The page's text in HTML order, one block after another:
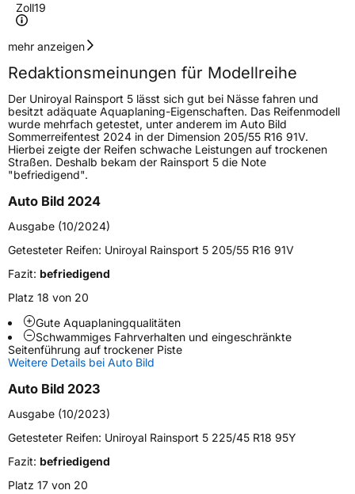
Zoll19
Geschwindigkeitsindex
Höchstgeschwindigkeit
300 km/h
Lastindex88
Höchstlast560 kg
Gewicht (in kg)8,26 kg
Generelle Merkmale
FahrzeugtypPKW
VerwendungSommerreifen
ModellnameRainsport 5
FahrzeugartPKW & SUV
Weitere Eigenschaften
SchlauchtypTL
Zustand Neureifen
VerstärktXL
mehr anzeigen
Redaktionsmeinungen für Modellreihe
Der Uniroyal Rainsport 5 lässt sich gut bei Nässe fahren und
besitzt adäquate Aquaplaning-Eigenschaften. Das Reifenmodell
wurde mehrfach getestet, unter anderem im Auto Bild
Sommerreifentest 2024 in der Dimension 205/55 R16 91V.
Hierbei zeigte der Reifen schwache Leistungen auf trockenen
Straßen. Deshalb bekam der Rainsport 5 die Note
"befriedigend".
Auto Bild 2024
Ausgabe (10/2024)
Getesteter Reifen: Uniroyal Rainsport 5 205/55 R16 91V
Fazit: befriedigend
Platz 18 von 20
Gute Aquaplaningqualitäten
Schwammiges Fahrverhalten und eingeschränkte
Seitenführung auf trockener Piste
Weitere Details bei Auto Bild
Auto Bild 2023
Ausgabe (10/2023)
Getesteter Reifen: Uniroyal Rainsport 5 225/45 R18 95Y
Fazit: befriedigend
Platz 17 von 20